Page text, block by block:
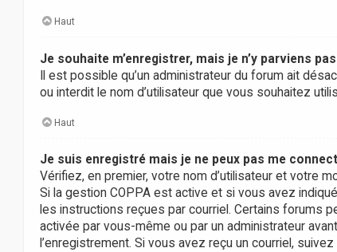
Haut
Je souhaite m’enregistrer, mais je n’y parviens
Il est possible qu’un administrateur du forum ait
ou interdit le nom d’utilisateur que vous souhaitez
Haut
Je suis enregistré mais je ne peux pas me
Vérifiez, en premier, votre nom d’utilisateur et votre
Si la gestion COPPA est active et si vous avez
les instructions reçues par courriel. Certains forums
activée par vous-même ou par un administrateur
l’enregistrement. Si vous avez reçu un courriel,